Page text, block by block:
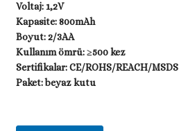
Voltaj: 1,2V
Kapasite: 800mAh
Boyut: 2/3AA
Kullanım ömrü: ≥500 kez
Sertifikalar: CE/ROHS/REACH/MSDS
Paket: beyaz kutu